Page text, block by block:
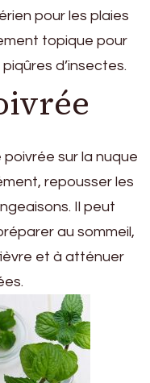
pour les plaies
topique pour
d’insectes.
poivrée sur la nuque
repousser les
Il peut
au sommeil,
et à atténuer